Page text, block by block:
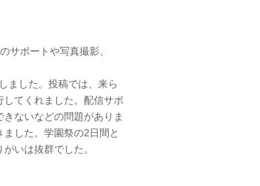
サポートや写真撮影、
ました。投稿では、来ら
てくれました。配信サポ
ないなどの問題がありま
した。学園祭の2日間と
いは抜群でした。